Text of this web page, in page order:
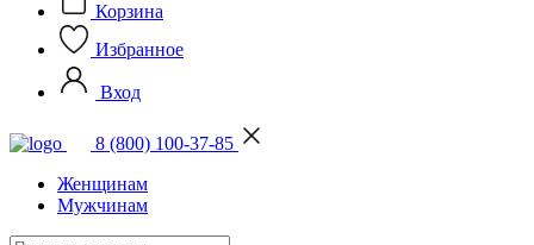
Корзина
Избранное
Вход
8 (800) 100-37-85
Женщинам
Мужчинам